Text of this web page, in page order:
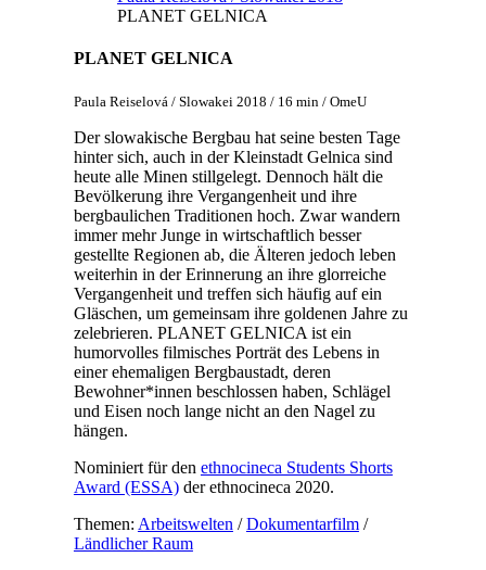
PLANET GELNICA
PLANET GELNICA
Paula Reiselová / Slowakei 2018 / 16 min / OmeU
Der slowakische Bergbau hat seine besten Tage
hinter sich, auch in der Kleinstadt Gelnica sind
heute alle Minen stillgelegt. Dennoch hält die
Bevölkerung ihre Vergangenheit und ihre
bergbaulichen Traditionen hoch. Zwar wandern
immer mehr Junge in wirtschaftlich besser
gestellte Regionen ab, die Älteren jedoch leben
weiterhin in der Erinnerung an ihre glorreiche
Vergangenheit und treffen sich häufig auf ein
Gläschen, um gemeinsam ihre goldenen Jahre zu
zelebrieren. PLANET GELNICA ist ein
humorvolles filmisches Porträt des Lebens in
einer ehemaligen Bergbaustadt, deren
Bewohner*innen beschlossen haben, Schlägel
und Eisen noch lange nicht an den Nagel zu
hängen.
Nominiert für den ethnocineca Students Shorts
Award (ESSA)der ethnocineca 2020.
Themen: Arbeitswelten /Dokumentarfilm/
Ländlicher Raum